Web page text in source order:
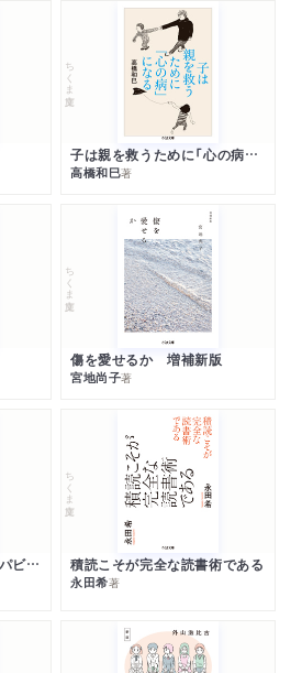
ちくま文庫
子は親を救うために「心の病」になる
高橋和巳著
ちくま文庫
傷を愛せるか 増補新版
宮地尚子著
増補 ネガティヴ・ケイパビリティで生きる
ちくま文庫
積読こそが完全な読書術である
永田希著